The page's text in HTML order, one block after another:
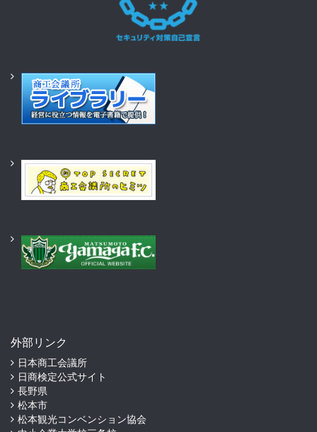
外部リンク
日本商工会議所
日商検定公式サイト
長野県
松本市
松本観光コンベンション協会